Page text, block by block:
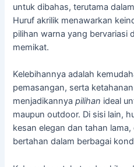
untuk dibahas, terutama
Huruf akrilik menawarkan
pilihan warna yang bervariasi
memikat.
Kelebihannya adalah
pemasangan, serta
menjadikannyapilihan ideal
maupun outdoor. Di sisi lain,
kesan elegan dan tahan
bertahan dalam berbagai